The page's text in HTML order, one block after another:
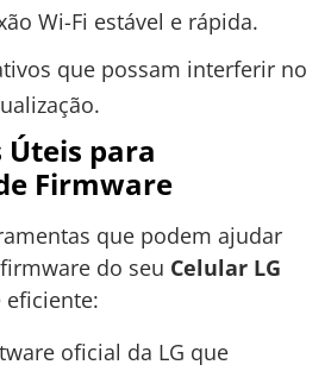
Wi-Fi estável e rápida.
que possam interferir no
para
Firmware
que podem ajudar
do seu Celular LG
eficiente:
oficial da LG que